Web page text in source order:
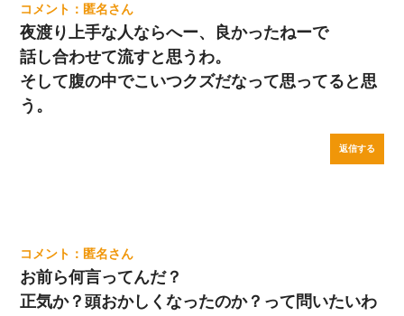
匿名
夜渡り上手な人ならへー、良かったねーで
話し合わせて流すと思うわ。
そして腹の中でこいつクズだなって思ってると思
う。
返信する
匿名
お前ら何言ってんだ？
正気か？頭おかしくなったのか？って問いたいわ